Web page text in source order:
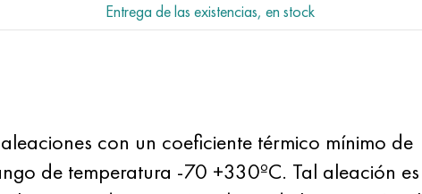
Entrega de las existencias, en stock
con un coeficiente térmico mínimo de
de temperatura -70 +330ºC. Tal aleación